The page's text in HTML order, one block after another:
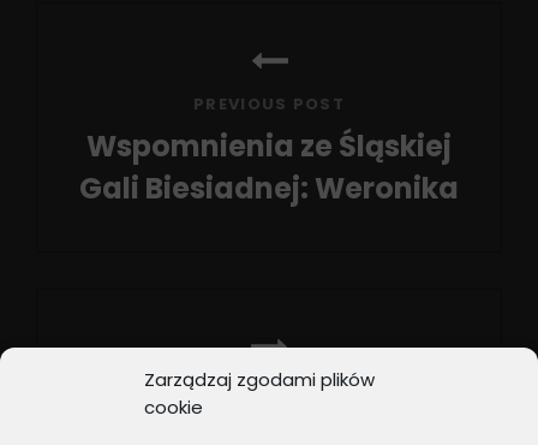
Zarządzaj zgodami plików
cookie
PREVIOUS POST
Wspomnienia ze Śląskiej
Gali Biesiadnej: Weronika
NEXT POST